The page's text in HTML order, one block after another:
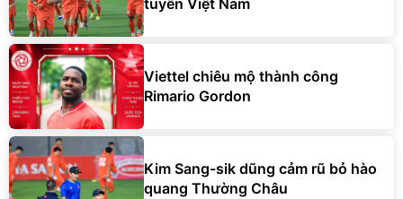
tuyển Việt Nam
Viettel chiêu mộ thành công
Rimario Gordon
Kim Sang-sik dũng cảm rũ bỏ hào
quang Thường Châu